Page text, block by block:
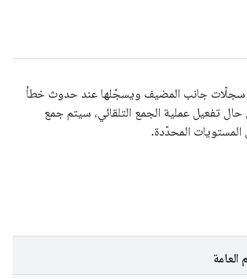
سجلّات جانب المضيف ويسجّلها عند حدوث خطأ
حال تفعيل عملية الجمع التلقائي، سيتم جمع
المحدّدة.